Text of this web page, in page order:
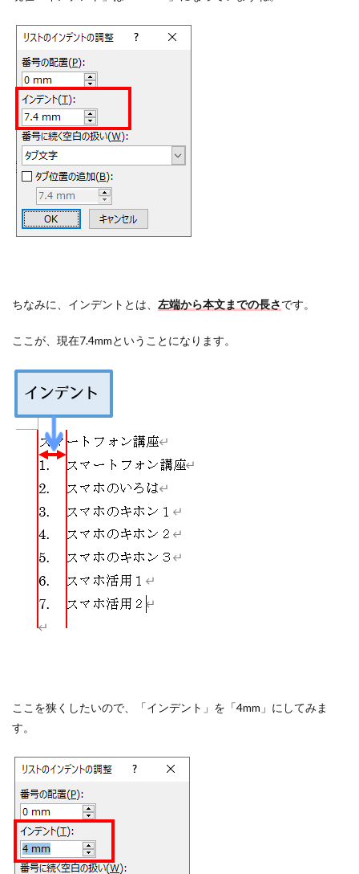
ちなみに、インデントとは、 左端から本文までの長さです。
ここが、現在7.4mmということになります。
ここを狭くしたいので、「インデント」を「4mm」にしてみま
す。